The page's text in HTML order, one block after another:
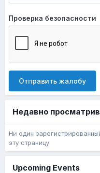
Проверка безопасности
Отправить жалобу
Недавно
Ни один
эту страницу.
Upcoming Events